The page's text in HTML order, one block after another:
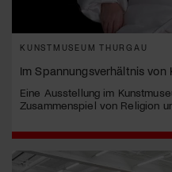
KUNSTMUSEUM THURGAU
Im Spannungsverhältnis von
Eine Ausstellung im
Zusammenspiel von Religion